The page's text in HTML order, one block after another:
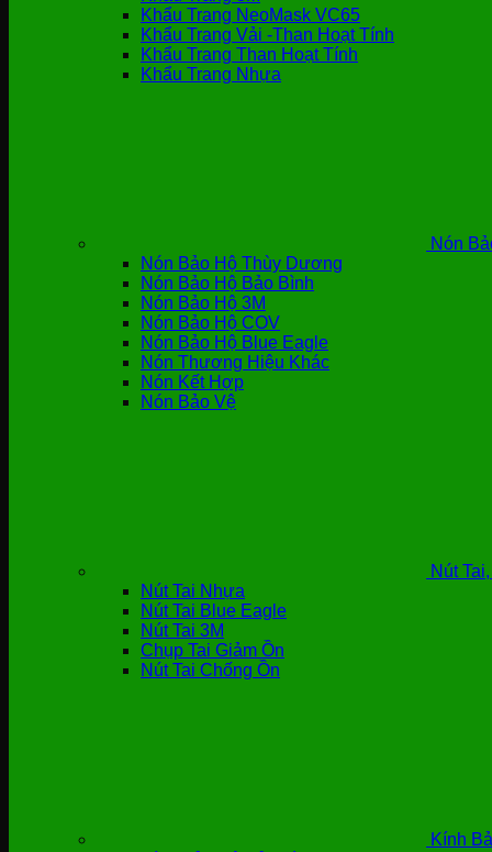
Khẩu Trang NeoMask VC65
Khẩu Trang Vải -Than Hoạt Tính
Khẩu Trang Than Hoạt Tính
Khẩu Trang Nhựa
Nón
Nón Bảo Hộ Thùy Dương
Nón Bảo Hộ Bảo Bình
Nón Bảo Hộ 3M
Nón Bảo Hộ COV
Nón Bảo Hộ Blue Eagle
Nón Thương Hiệu Khác
Nón Kết Hợp
Nón Bảo Vệ
Nút
Nút Tai Nhựa
Nút Tai Blue Eagle
Nút Tai 3M
Chụp Tai Giảm Ồn
Nút Tai Chống Ồn
Kính